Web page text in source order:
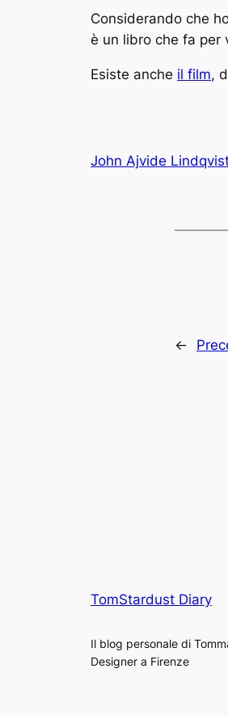
Considerando che
è un libro che fa per
Esiste anche il film,
John Ajvide
←
TomStardust Diary
Il blog personale di
Designer a Firenze